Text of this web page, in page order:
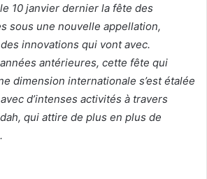
10 janvier dernier la fête des
sous une nouvelle appellation,
des innovations qui vont avec.
antérieures, cette fête qui
dimension internationale s’est étalée
d’intenses activités à travers
qui attire de plus en plus de